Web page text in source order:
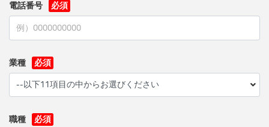
電話番号
業種
職種